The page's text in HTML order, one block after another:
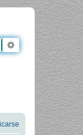
Buscar Búsqueda